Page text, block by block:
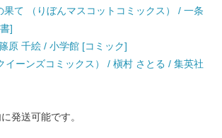
果て （りぼんマスコットコミックス） / 一条
]
原 千絵 / 小学館 [コミック]
イーンズコミックス） / 槇村 さとる / 集英社
発送可能です。